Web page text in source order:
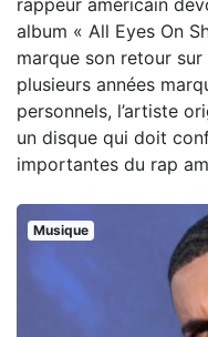
rappeur américain
album « All Eyes On
marque son retour
plusieurs années
personnels, l’artiste
un disque qui doit
importantes du rap
Musique